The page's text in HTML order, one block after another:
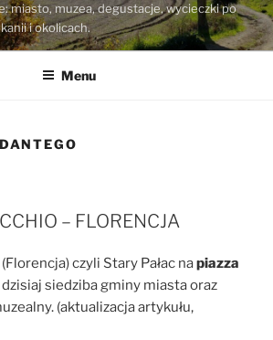
miasto, muzea, degustacje, wycieczki po
i okolicach.
Menu
– FLORENCJA
(Florencja) czyli Stary Pałac napiazza
siedziba gminy miasta oraz
(aktualizacja artykułu,